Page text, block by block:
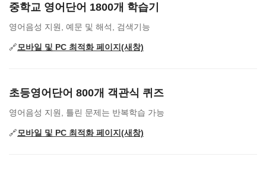
중학교 영어단어 1800개 학습기
영어음성 지원, 예문 및 해석, 검색기능
🔗모바일 및 PC 최적화 페이지(새창)
초등영어단어 800개 객관식 퀴즈
영어음성 지원, 틀린 문제는 반복학습 가능
🔗모바일 및 PC 최적화 페이지(새창)